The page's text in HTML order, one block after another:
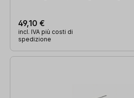
49,10 €
incl. IVA più costi di
spedizione